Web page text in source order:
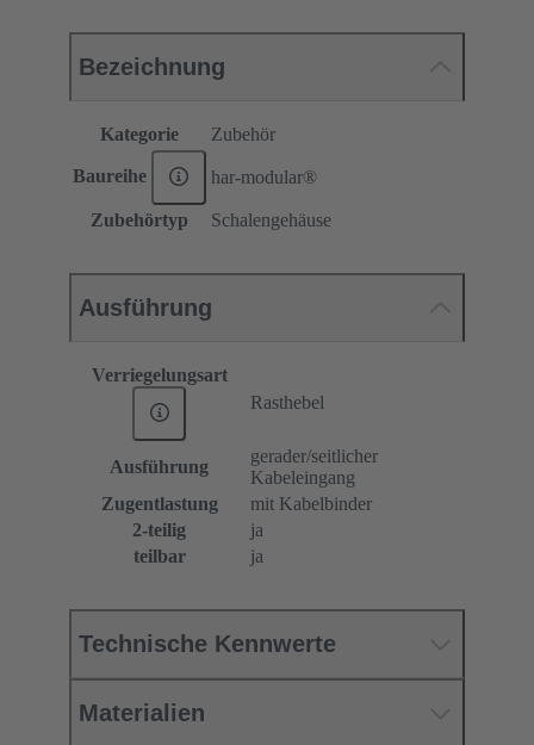
Bezeichnung
Kategorie Zubehör
Baureihe har-modular®
Zubehörtyp Schalengehäuse
Ausführung
Verriegelungsart
Rasthebel
Ausführung
gerader/seitlicher
Kabeleingang
Zugentlastung
mit Kabelbinder
2-teilig
ja
teilbar
ja
Technische Kennwerte
Materialien